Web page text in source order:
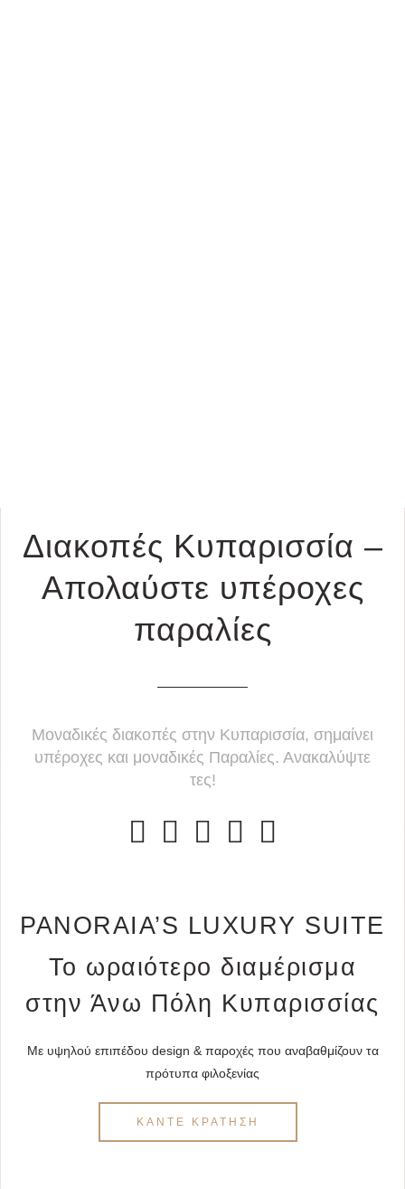
Διακοπές Κυπαρισσία –
Απολαύστε υπέροχες
παραλίες
Μοναδικές διακοπές στην Κυπαρισσία, σημαίνει
υπέροχες και μοναδικές Παραλίες. Ανακαλύψτε
τες!
    
PANORAIA’S LUXURY SUITE
Το ωραιότερο διαμέρισμα
στην Άνω Πόλη Κυπαρισσίας
Με υψηλού επιπέδου design & παροχές που αναβαθμίζουν τα
πρότυπα φιλοξενίας
ΚΑΝΤΕ ΚΡΑΤΗΣΗ